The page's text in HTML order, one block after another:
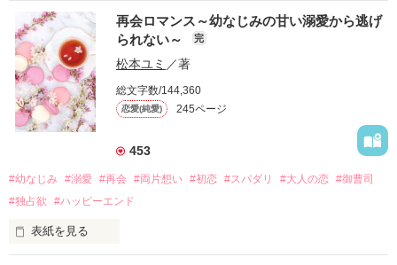
再会ロマンス～幼なじみの甘い溺愛から逃げ
られない～
完
松本ユミ ／著
総文字数/144,360
恋愛(純愛) 245ページ
453
#幼なじみ #溺愛 #再会 #両片想い #初恋 #スパダリ #大人の恋 #御曹司
#独占欲
#ハッピーエンド
表紙を見る